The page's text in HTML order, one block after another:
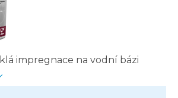
impregnace na vodní bázi